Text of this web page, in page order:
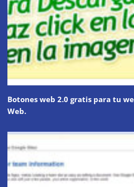
Botones web 2.0 gratis para tu
Web.